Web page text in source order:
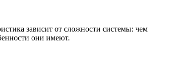
зависит от сложности системы: чем
они имеют.